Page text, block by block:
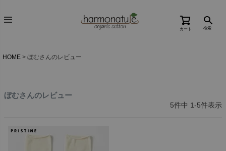
カート 検索
HOME ぼむさんのレビュー
ぼむさんのレビュー
5件中 1-5件表示